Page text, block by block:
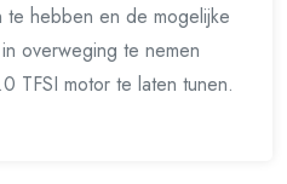
te hebben en de mogelijke
overweging te nemen
TFSI motor te laten tunen.